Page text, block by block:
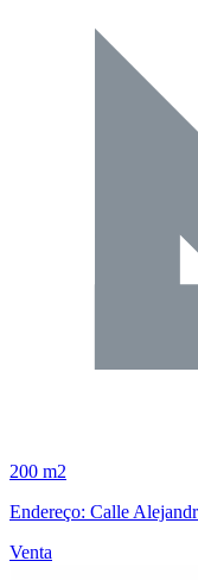
200 m2
Endereço: Calle
Venta